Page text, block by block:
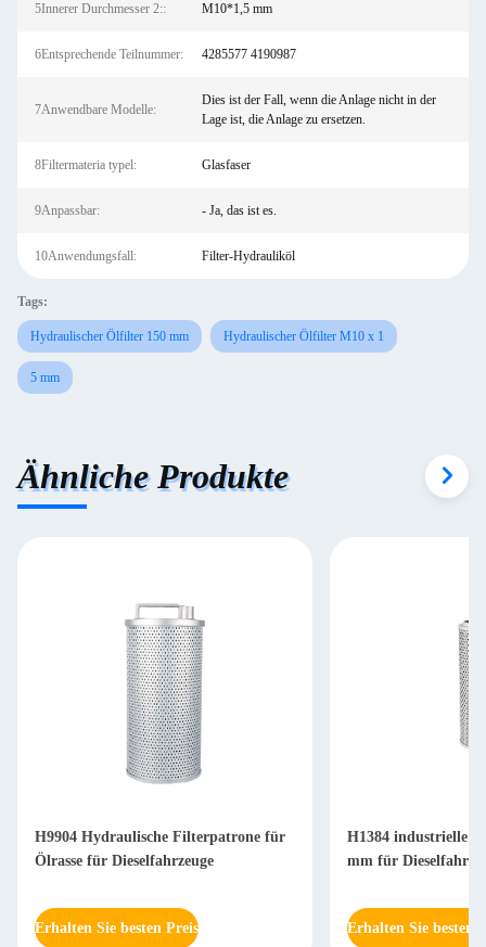
5Innerer Durchmesser 2:: M10*1,5 mm
6Entsprechende Teilnummer: 4285577 4190987
7Anwendbare Modelle:
Dies ist der Fall, wenn die Anlage nicht in der
Lage ist, die Anlage zu ersetzen.
8Filtermateria typel: Glasfaser
9Anpassbar: - Ja, das ist es.
10Anwendungsfall: Filter-Hydrauliköl
Tags:
Hydraulischer Ölfilter 150 mm Hydraulischer Ölfilter M10 x 1
5 mm
Ähnliche Produkte
H9904 Hydraulische Filterpatrone für
Ölrasse für Dieselfahrzeuge
Erhalten Sie besten Preis
H1384 industrielle
mm für
Erhalten Sie besten